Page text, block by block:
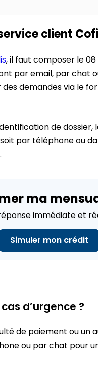
client
, il faut composer le
par email, par chat
demandes via le
de
par téléphone ou
ma
immédiate et
Simuler mon crédit
d’urgence ?
de paiement ou un
ou par chat pour